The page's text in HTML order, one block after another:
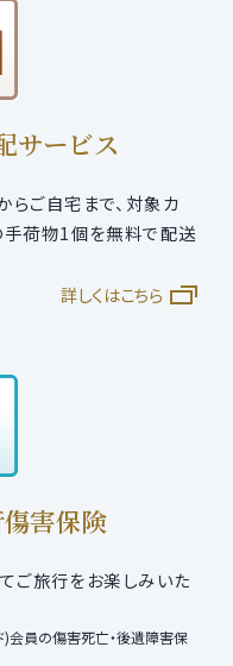
サービス
らご自宅まで、対象カ
手荷物1個を無料で配送
詳しくはこちら
害保険
ご旅行をお楽しみいた
)会員の傷害死亡・後遺障害保